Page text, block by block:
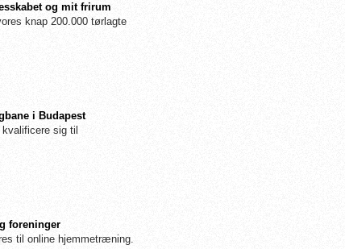
og mit frirum
knap 200.000 tørlagte
i Budapest
sig til
foreninger
til online hjemmetræning.